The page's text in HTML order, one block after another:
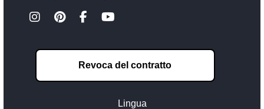
Revoca del contratto
Lingua